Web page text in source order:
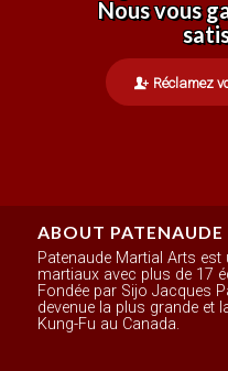
Nous vous
Réclamez
ABOUT
Patenaude Martial Arts
martiaux avec plus de 17
Fondée par Sijo Jacques
devenue la plus grande et
Kung-Fu au Canada.